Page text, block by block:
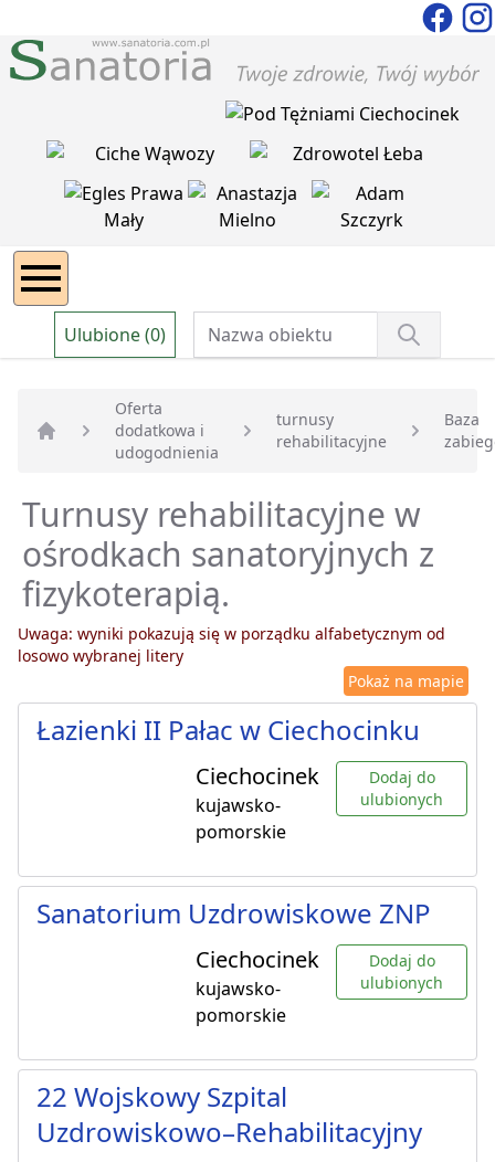
Ulubione (0)
Strona główna
Oferta
dodatkowa i
udogodnienia
turnusy
rehabilitacyjne
Baza
Turnusy rehabilitacyjne w
ośrodkach sanatoryjnych z
fizykoterapią.
Uwaga: wyniki pokazują się w porządku alfabetycznym od
losowo wybranej litery
Pokaż na mapie
Łazienki II Pałac w Ciechocinku
Ciechocinek
kujawsko-
pomorskie
Dodaj do
ulubionych
Sanatorium Uzdrowiskowe ZNP
Ciechocinek
kujawsko-
pomorskie
Dodaj do
ulubionych
22 Wojskowy Szpital
Uzdrowiskowo–Rehabilitacyjny